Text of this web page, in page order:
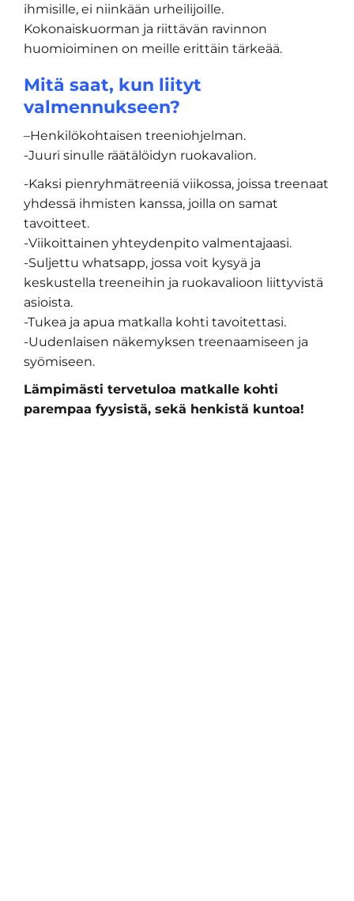
ihmisille, ei niinkään urheilijoille.
Kokonaiskuorman ja riittävän ravinnon
huomioiminen on meille erittäin tärkeää.
Mitä saat, kun liityt
valmennukseen?
–Henkilökohtaisen treeniohjelman.
-Juuri sinulle räätälöidyn ruokavalion.
-Kaksi pienryhmätreeniä viikossa, joissa treenaat
yhdessä ihmisten kanssa, joilla on samat
tavoitteet.
-Viikoittainen yhteydenpito valmentajaasi.
-Suljettu whatsapp, jossa voit kysyä ja
keskustella treeneihin ja ruokavalioon liittyvistä
asioista.
-Tukea ja apua matkalla kohti tavoitettasi.
-Uudenlaisen näkemyksen treenaamiseen ja
syömiseen.
Lämpimästi tervetuloa matkalle kohti
parempaa fyysistä, sekä henkistä kuntoa!